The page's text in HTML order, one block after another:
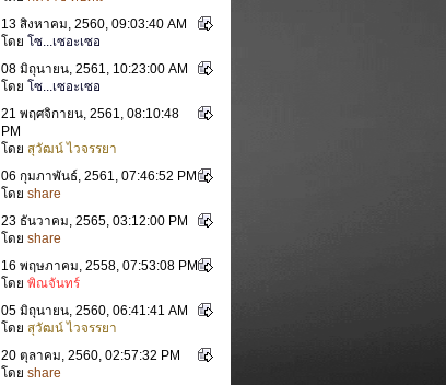
13 สิงหาคม, 2560, 09:03:40 AM
โดย โซ...เซอะเซอ
08 มิถุนายน, 2561, 10:23:00 AM
โดย โซ...เซอะเซอ
21 พฤศจิกายน, 2561, 08:10:48
PM
โดย สุวัฒน์ ไวจรรยา
06 กุมภาพันธ์, 2561, 07:46:52 PM
โดย share
23 ธันวาคม, 2565, 03:12:00 PM
โดย share
16 พฤษภาคม, 2558, 07:53:08 PM
โดย พิณจันทร์
05 มิถุนายน, 2560, 06:41:41 AM
โดย สุวัฒน์ ไวจรรยา
20 ตุลาคม, 2560, 02:57:32 PM
โดย share